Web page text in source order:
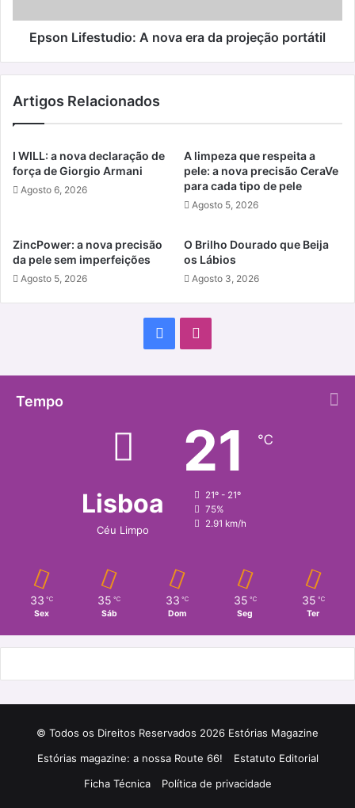
Epson Lifestudio: A nova era da projeção portátil
Artigos Relacionados
I WILL: a nova declaração de
força de Giorgio Armani
Agosto 6, 2026
A limpeza que respeita a
pele: a nova precisão CeraVe
para cada tipo de pele
Agosto 5, 2026
ZincPower: a nova precisão
da pele sem imperfeições
Agosto 5, 2026
O Brilho Dourado que Beija
os Lábios
Agosto 3, 2026
Facebook
Tempo
Lisboa
Céu Limpo
21 ℃
21º - 21º
75%
2.91 km/h
33 ℃
Sex
35 ℃
Sáb
33 ℃
Dom
35 ℃
Seg
35 ℃
Ter
© Todos os Direitos Reservados 2026 Estórias Magazine
Estórias magazine: a nossa Route 66!
Estatuto Editorial
Ficha Técnica
Política de privacidade